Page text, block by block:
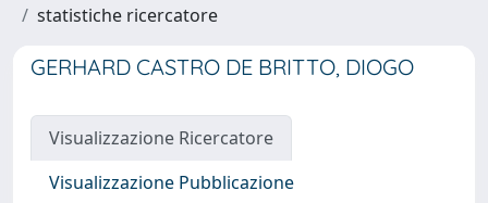
statistiche ricercatore
GERHARD CASTRO DE BRITTO, DIOGO
Visualizzazione Ricercatore
Visualizzazione Pubblicazione